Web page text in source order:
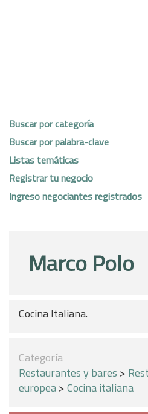
Buscar por categoría
Buscar por palabra-clave
Listas temáticas
Registrar tu negocio
Ingreso negociantes registrados
Marco Polo
Cocina Italiana.
Categoría
Restaurantes y bares >
europea>Cocina italiana